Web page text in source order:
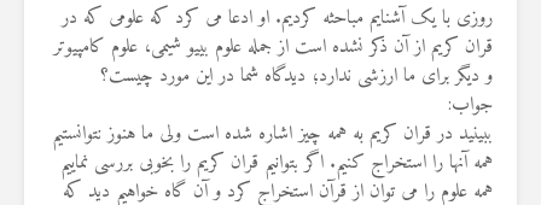
روزی با یک آشنایم مباحثه کردیم. او ادعا می کرد که علومی که در
قران کریم از آن ذکر نشده است از جمله علوم بییو شیمی، علوم کامپیوتر
و دیگر برای ما ارزشی ندارد؛ دیدگاه شما در این مورد چیست؟
جواب:
ببینید در قران کریم به همه چیز اشاره شده است ولی ما هنوز نتوانستیم
همه آنها را استخراج کنیم. اگر بتوانیم قران کریم را بخوبی بررسی نماییم
همه علوم را می توان از قرآن استخراج کرد و آن گاه خواهیم دید که
درباره سنگ زدن به
شیطان و دویدن مردان
میان صفا و مروه
27 نمایش ها
شوهرم به سراغ زن دیگری
مقصود از
در آیه ۷۸ سوره واقعه
آیا سوراخ
کشتن آن